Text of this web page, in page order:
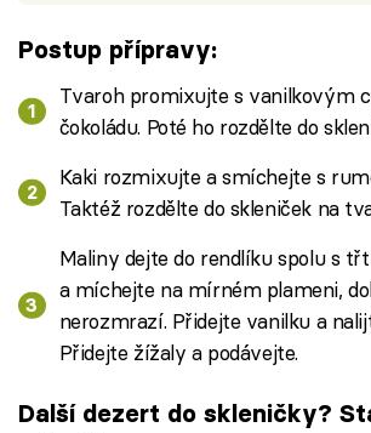
Postup přípravy:
Tvaroh promixujte s vanilkovým
čokoládu. Poté ho rozdělte do
Kaki rozmixujte a smíchejte s
Taktéž rozdělte do skleniček na
Maliny dejte do rendlíku spolu s
a míchejte na mírném plameni,
nerozmrazí. Přidejte vanilku a
Přidejte žížaly a podávejte.
Další dezert do skleničky?